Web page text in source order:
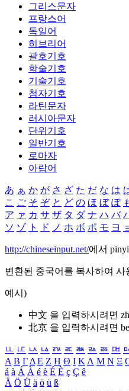
그리스문자
프랑스어
독일어
히브리어
괄호기호
학술기호
기술기호
첨자기호
라틴문자
러시아문자
단위기호
일반기호
로마자
아랍어
あ ぁ か が さ ざ た だ な は
こ ご そ ぞ と ど の ほ ぼ ぽ
ア ァ カ サ ザ タ ダ ナ ハ バ
ソ ゾ ト ド ノ ホ ボ ポ モ ヨ
http://chineseinput.net/에서
변환된 중국어를 복사하여 사
예시)
中文 을 입력하시려면
北京 을 입력하시려면
ㅥ ㅦ ㅧ ㅨ ㅩ ㅪ ㅫ ㅬ ㅭ ㅮ
Α Β ΓΔ Ε Ζ Η Θ Ι ΚΛ Μ Ν Ξ
á à Á À é è É È ç Ç ê
Ä Ö Ü ä ö ü ß